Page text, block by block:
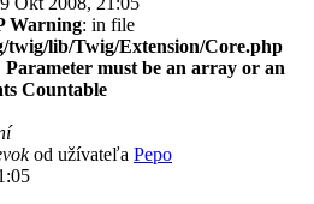
Warning: in file
lib/Twig/Extension/Core.php
Parameter must be an array or an
Countable
od užívateľa Pepo